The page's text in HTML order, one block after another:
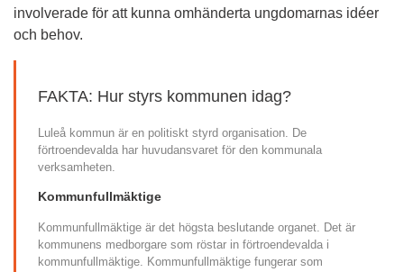
involverade för att kunna omhänderta ungdomarnas idéer
och behov.
FAKTA: Hur styrs kommunen idag?
Luleå kommun är en politiskt styrd organisation. De
förtroendevalda har huvudansvaret för den kommunala
verksamheten.
Kommunfullmäktige
Kommunfullmäktige är det högsta beslutande organet. Det är
kommunens medborgare som röstar in förtroendevalda i
kommunfullmäktige. Kommunfullmäktige fungerar som